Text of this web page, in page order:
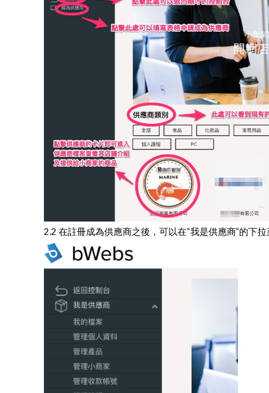
2.2 在註冊成為供應商之後，可以在“我是供應商”的下拉